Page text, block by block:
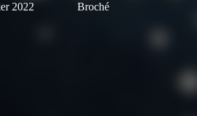
2022 Broché